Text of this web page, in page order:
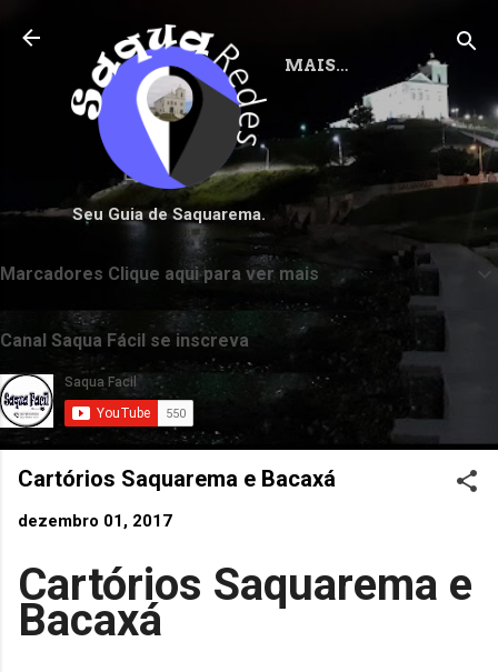
Pular para o conteúdo principal
Seu Guia de Saquarema.
MAIS…
Marcadores Clique aqui para ver mais
Canal Saqua Fácil se inscreva
Cartórios Saquarema e Bacaxá
dezembro 01, 2017
Cartórios Saquarema e
Bacaxá